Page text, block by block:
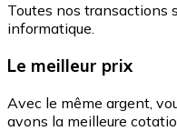
Toutes nos transactions
informatique.
Le meilleur prix
Avec le même argent,
avons la meilleure